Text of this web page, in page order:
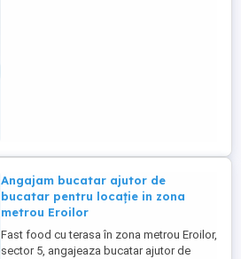
Angajam bucatar ajutor de
bucatar pentru locație in zona
metrou Eroilor
Fast food cu terasa în zona metrou Eroilor,
sector 5, angajeaza bucatar ajutor de